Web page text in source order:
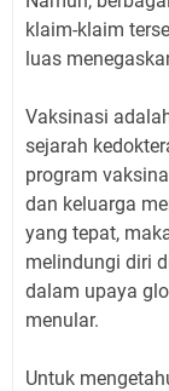
klaim-klaim
luas
Vaksinasi
sejarah
program
dan keluarga
yang tepat,
melindungi diri
dalam upaya
menular.
Untuk